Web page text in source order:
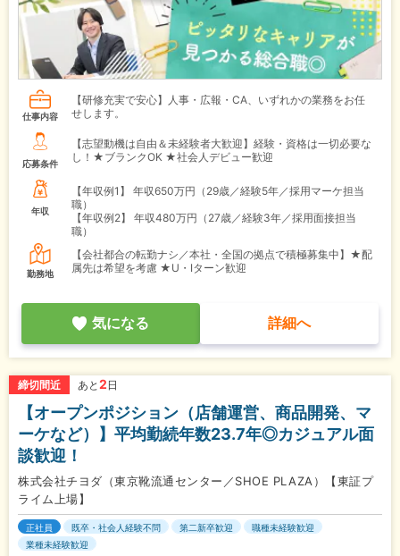
仕事内容
【研修充実で安心】人事・広報・CA、いずれかの業務をお任
せします。
応募条件
【志望動機は自由＆未経験者大歓迎】経験・資格は一切必要な
し！★ブランクOK ★社会人デビュー歓迎
年収
【年収例1】
年収650万円（29歳／経験5年／採用マーケ担当
職）
【年収例2】
年収480万円（27歳／経験3年／採用面接担当
職）
勤務地
【会社都合の転勤ナシ／本社・全国の拠点で積極募集中】★配
属先は希望を考慮 ★U・Iターン歓迎
気になる 詳細へ
締切間近 あと 2 日
【オープンポジション（店舗運営、商品開発、マ
ーケなど）】平均勤続年数23.7年◎カジュアル面
談歓迎！
株式会社チヨダ（東京靴流通センター／SHOE PLAZA）【東証プ
ライム上場】
正社員 既卒・社会人経験不問 第二新卒歓迎
職種未経験歓迎
業種未経験歓迎